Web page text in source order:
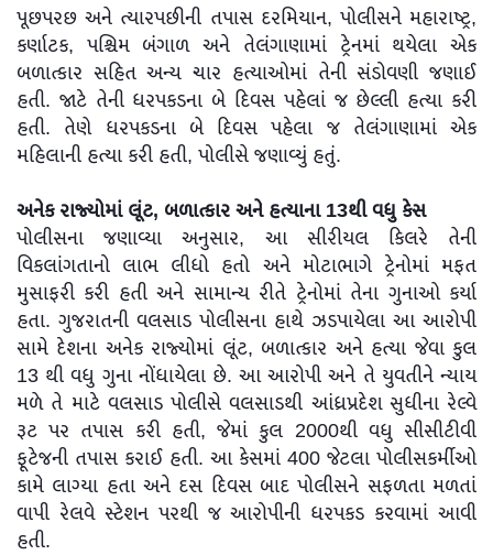
પૂછપરછ અને ત્યારપછીની તપાસ દરમિયાન, પોલીસને મહારાષ્ટ્ર,
કર્ણાટક, પશ્ચિમ બંગાળ અને તેલંગાણામાં ટ્રેનમાં થયેલા એક
બળાત્કાર સહિત અન્ય ચાર હત્યાઓમાં તેની સંડોવણી જણાઈ
હતી. જાટે તેની ધરપકડના બે દિવસ પહેલાં જ છેલ્લી હત્યા કરી
હતી. તેણે ધરપકડના બે દિવસ પહેલા જ તેલંગાણામાં એક
મહિલાની હત્યા કરી હતી, પોલીસે જણાવ્યું હતું.
અનેક રાજ્યોમાં લૂંટ, બળાત્કાર અને હત્યાના 13થી વધુ કેસ
પોલીસના જણાવ્યા અનુસાર, આ સીરીયલ કિલરે તેની
વિકલાંગતાનો લાભ લીધો હતો અને મોટાભાગે ટ્રેનોમાં મફત
મુસાફરી કરી હતી અને સામાન્ય રીતે ટ્રેનોમાં તેના ગુનાઓ કર્યા
હતા. ગુજરાતની વલસાડ પોલીસના હાથે ઝડપાયેલા આ આરોપી
સામે દેશના અનેક રાજ્યોમાં લૂંટ, બળાત્કાર અને હત્યા જેવા કુલ
13 થી વધુ ગુના નોંધાયેલા છે. આ આરોપી અને તે યુવતીને ન્યાય
મળે તે માટે વલસાડ પોલીસે વલસાડથી આંધ્રપ્રદેશ સુધીના રેલ્વે
રૂટ પર તપાસ કરી હતી, જેમાં કુલ 2000થી વધુ સીસીટીવી
ફૂટેજની તપાસ કરાઈ હતી. આ કેસમાં 400 જેટલા પોલીસકર્મીઓ
કામે લાગ્યા હતા અને દસ દિવસ બાદ પોલીસને સફળતા મળતાં
વાપી રેલવે સ્ટેશન પરથી જ આરોપીની ધરપકડ કરવામાં આવી
હતી.